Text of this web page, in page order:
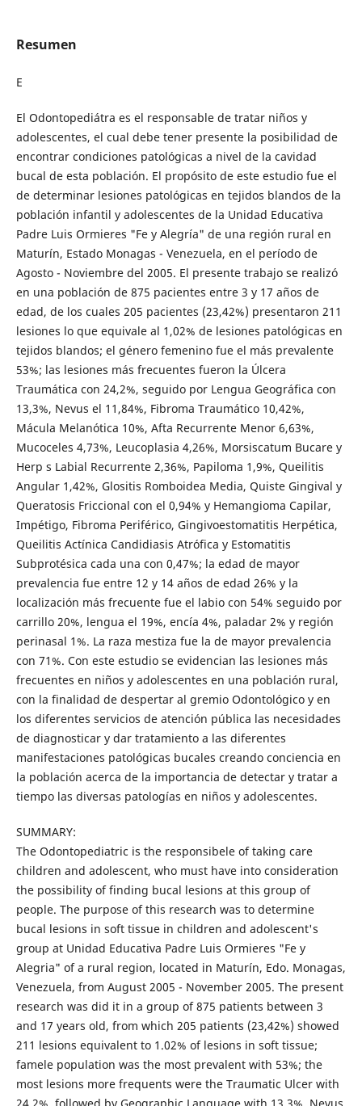
Resumen
E
El Odontopediátra es el responsable de tratar niños y
adolescentes, el cual debe tener presente la posibilidad de
encontrar condiciones patológicas a nivel de la cavidad
bucal de esta población. El propósito de este estudio fue el
de determinar lesiones patológicas en tejidos blandos de la
población infantil y adolescentes de la Unidad Educativa
Padre Luis Ormieres "Fe y Alegría" de una región rural en
Maturín, Estado Monagas - Venezuela, en el período de
Agosto - Noviembre del 2005. El presente trabajo se realizó
en una población de 875 pacientes entre 3 y 17 años de
edad, de los cuales 205 pacientes (23,42%) presentaron 211
lesiones lo que equivale al 1,02% de lesiones patológicas en
tejidos blandos; el género femenino fue el más prevalente
53%; las lesiones más frecuentes fueron la Úlcera
Traumática con 24,2%, seguido por Lengua Geográfica con
13,3%, Nevus el 11,84%, Fibroma Traumático 10,42%,
Mácula Melanótica 10%, Afta Recurrente Menor 6,63%,
Mucoceles 4,73%, Leucoplasia 4,26%, Morsiscatum Bucare y
Herp s Labial Recurrente 2,36%, Papiloma 1,9%, Queilitis
Angular 1,42%, Glositis Romboidea Media, Quiste Gingival y
Queratosis Friccional con el 0,94% y Hemangioma Capilar,
Impétigo, Fibroma Periférico, Gingivoestomatitis Herpética,
Queilitis Actínica Candidiasis Atrófica y Estomatitis
Subprotésica cada una con 0,47%; la edad de mayor
prevalencia fue entre 12 y 14 años de edad 26% y la
localización más frecuente fue el labio con 54% seguido por
carrillo 20%, lengua el 19%, encía 4%, paladar 2% y región
perinasal 1%. La raza mestiza fue la de mayor prevalencia
con 71%. Con este estudio se evidencian las lesiones más
frecuentes en niños y adolescentes en una población rural,
con la finalidad de despertar al gremio Odontológico y en
los diferentes servicios de atención pública las necesidades
de diagnosticar y dar tratamiento a las diferentes
manifestaciones patológicas bucales creando conciencia en
la población acerca de la importancia de detectar y tratar a
tiempo las diversas patologías en niños y adolescentes.
SUMMARY:
The Odontopediatric is the responsibele of taking care
children and adolescent, who must have into consideration
the possibility of finding bucal lesions at this group of
people. The purpose of this research was to determine
bucal lesions in soft tissue in children and adolescent's
group at Unidad Educativa Padre Luis Ormieres "Fe y
Alegria" of a rural region, located in Maturín, Edo. Monagas,
Venezuela, from August 2005 - November 2005. The present
research was did it in a group of 875 patients between 3
and 17 years old, from which 205 patients (23,42%) showed
211 lesions equivalent to 1.02% of lesions in soft tissue;
famele population was the most prevalent with 53%; the
most lesions more frequents were the Traumatic Ulcer with